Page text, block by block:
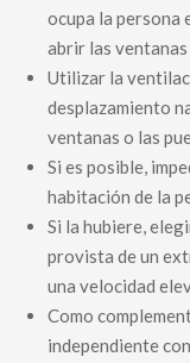
ocupa la persona
abrir las
Utilizar la
desplazamiento
ventanas o las
Si es posible,
habitación de la
Si la hubiere,
provista de un
una velocidad
Como
independiente